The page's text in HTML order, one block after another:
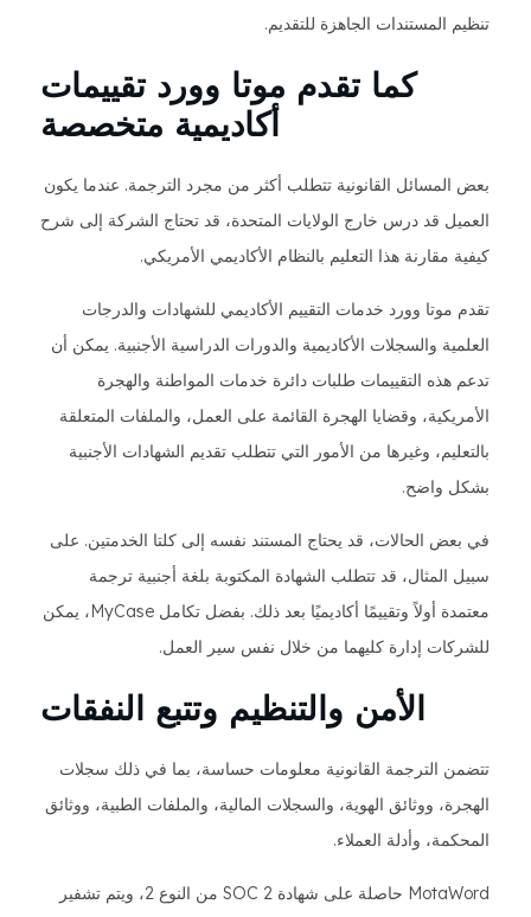
تنظيم المستندات الجاهزة للتقديم.
كما تقدم موتا وورد تقييمات
أكاديمية متخصصة
بعض المسائل القانونية تتطلب أكثر من مجرد الترجمة. عندما يكون
العميل قد درس خارج الولايات المتحدة، قد تحتاج الشركة إلى شرح
كيفية مقارنة هذا التعليم بالنظام الأكاديمي الأمريكي.
تقدم موتا وورد خدمات التقييم الأكاديمي للشهادات والدرجات
العلمية والسجلات الأكاديمية والدورات الدراسية الأجنبية. يمكن أن
تدعم هذه التقييمات طلبات دائرة خدمات المواطنة والهجرة
الأمريكية، وقضايا الهجرة القائمة على العمل، والملفات المتعلقة
بالتعليم، وغيرها من الأمور التي تتطلب تقديم الشهادات الأجنبية
بشكل واضح.
في بعض الحالات، قد يحتاج المستند نفسه إلى كلتا الخدمتين. على
سبيل المثال، قد تتطلب الشهادة المكتوبة بلغة أجنبية ترجمة
معتمدة أولاً وتقييمًا أكاديميًا بعد ذلك. بفضل تكامل MyCase، يمكن
للشركات إدارة كليهما من خلال نفس سير العمل.
الأمن والتنظيم وتتبع النفقات
تتضمن الترجمة القانونية معلومات حساسة، بما في ذلك سجلات
الهجرة، ووثائق الهوية، والسجلات المالية، والملفات الطبية، ووثائق
المحكمة، وأدلة العملاء.
MotaWord حاصلة على شهادة SOC 2 من النوع 2، ويتم تشفير